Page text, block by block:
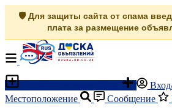
🛡️ Для защиты сайта от спама
плата за размещение
Местоположение
Сообщение